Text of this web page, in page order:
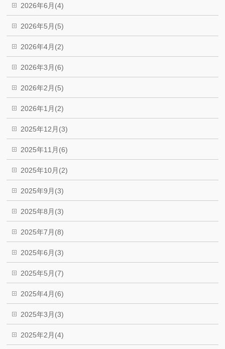
2026年6月(4)
2026年5月(5)
2026年4月(2)
2026年3月(6)
2026年2月(5)
2026年1月(2)
2025年12月(3)
2025年11月(6)
2025年10月(2)
2025年9月(3)
2025年8月(3)
2025年7月(8)
2025年6月(3)
2025年5月(7)
2025年4月(6)
2025年3月(3)
2025年2月(4)